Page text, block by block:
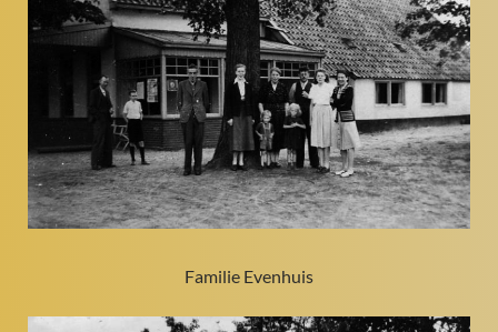
Familie Evenhuis